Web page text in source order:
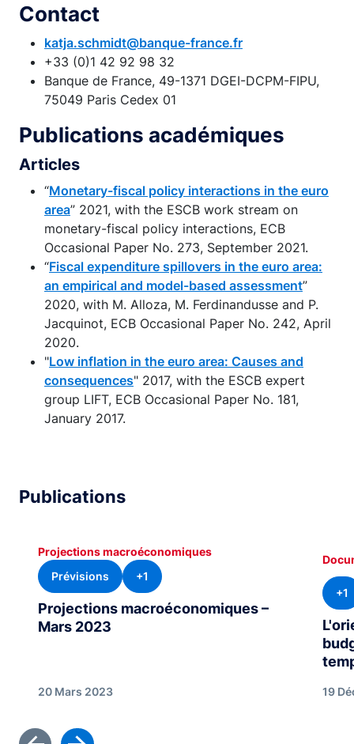
Contact
katja.schmidt@banque-france.fr
+33 (0)1 42 92 98 32
Banque de France, 49-1371 DGEI-DCPM-FIPU,
75049 Paris Cedex 01
Publications académiques
Articles
“Monetary-fiscal policy interactions in the euro
area” 2021, with the ESCB work stream on
monetary-fiscal policy interactions, ECB
Occasional Paper No. 273, September 2021.
“Fiscal expenditure spillovers in the euro area:
an empirical and model-based assessment”
2020, with M. Alloza, M. Ferdinandusse and P.
Jacquinot, ECB Occasional Paper No. 242, April
2020.
"Low inflation in the euro area: Causes and
consequences" 2017, with the ESCB expert
group LIFT, ECB Occasional Paper No. 181,
January 2017.
Publications
Projections macroéconomiques –
Mars 2023
Projections macroéconomiques
Prévisions
+1
20 Mars 2023
+1
19